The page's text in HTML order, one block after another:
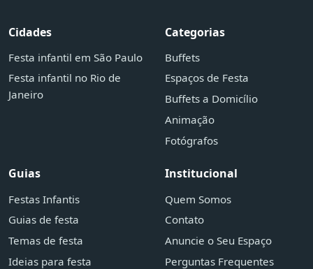
Cidades
Festa infantil em São Paulo
Festa infantil no Rio de
Janeiro
Categorias
Buffets
Espaços de Festa
Buffets a Domicílio
Animação
Fotógrafos
Guias
Festas Infantis
Guias de festa
Temas de festa
Ideias para festa
Institucional
Quem Somos
Contato
Anuncie o Seu Espaço
Perguntas Frequentes